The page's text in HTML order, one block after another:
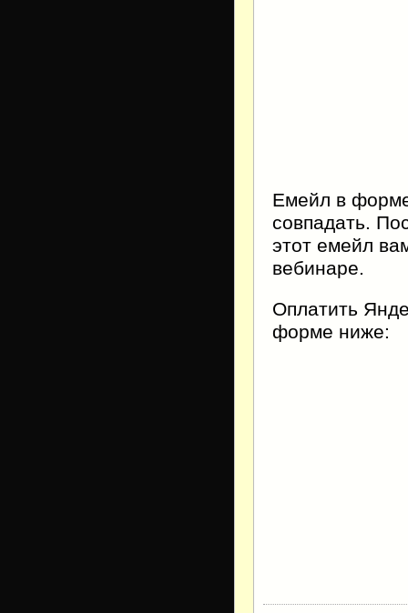
Емейл в
совпадать.
этот емейл
вебинаре.
Оплатить
форме ниже: